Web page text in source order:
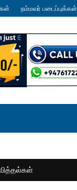
நம்மவர் படைப்புக்கள்